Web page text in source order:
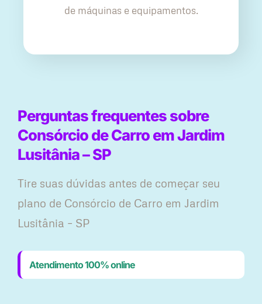
de máquinas e equipamentos.
Perguntas frequentes sobre
Consórcio de Carro em Jardim
Lusitânia – SP
Tire suas dúvidas antes de começar seu
plano ​de Consórcio de Carro em Jardim
Lusitânia – SP
Atendimento 100% online